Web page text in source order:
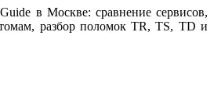
в Москве: сравнение сервисов,
разбор поломок TR, TS, TD и